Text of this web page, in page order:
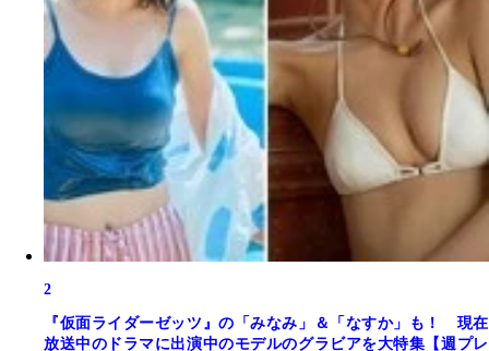
2
『仮面ライダーゼッツ』の「みなみ」＆「なすか」も！ 現在
放送中のドラマに出演中のモデルのグラビアを大特集【週プレ